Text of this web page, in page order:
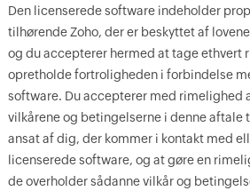
Den licenserede software indeholder
tilhørende Zoho, der er beskyttet af
og du accepterer hermed at tage ethvert
opretholde fortroligheden i forbindelse
software. Du accepterer med rimelighed
vilkårene og betingelserne i denne aftale
ansat af dig, der kommer i kontakt med
licenserede software, og at gøre en
de overholder sådanne vilkår og